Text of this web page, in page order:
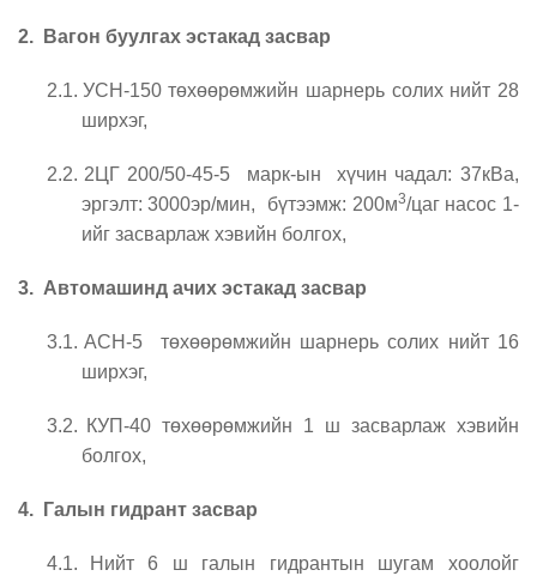
2. Вагон буулгах эстакад засвар
2.1. УСН-150 төхөөрөмжийн шарнерь солих нийт 28
ширхэг,
2.2. 2ЦГ 200/50-45-5 марк-ын хүчин чадал: 37кВа,
эргэлт: 3000эр/мин, бүтээмж: 200м3/цаг насос 1-
ийг засварлаж хэвийн болгох,
3. Автомашинд ачих эстакад засвар
3.1. АСН-5 төхөөрөмжийн шарнерь солих нийт 16
ширхэг,
3.2. КУП-40 төхөөрөмжийн 1 ш засварлаж хэвийн
болгох,
4. Галын гидрант засвар
4.1.
Нийт 6 ш галын гидрантын шугам хоолойг